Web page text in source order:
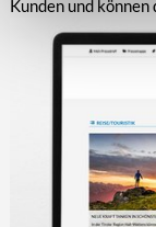
Kunden und